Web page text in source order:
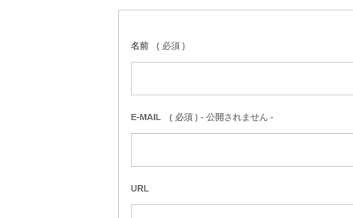
名前 ( 必須 )
E-MAIL ( 必須 ) - 公開されません -
URL